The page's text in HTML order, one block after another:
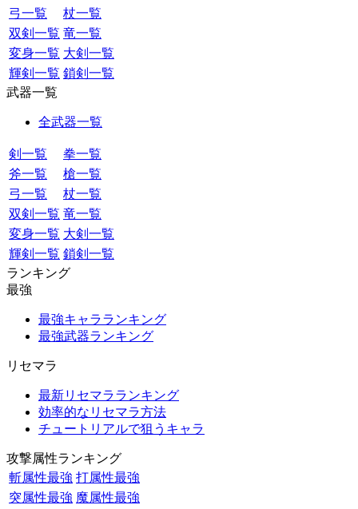
弓一覧
杖一覧
双剣一覧 竜一覧
変身一覧 大剣一覧
輝剣一覧 鎖剣一覧
武器一覧
全武器一覧
剣一覧
拳一覧
斧一覧
槍一覧
弓一覧
杖一覧
双剣一覧 竜一覧
変身一覧 大剣一覧
輝剣一覧 鎖剣一覧
ランキング
最強
最強キャラランキング
最強武器ランキング
リセマラ
最新リセマラランキング
効率的なリセマラ方法
チュートリアルで狙うキャラ
攻撃属性ランキング
斬属性最強 打属性最強
突属性最強 魔属性最強